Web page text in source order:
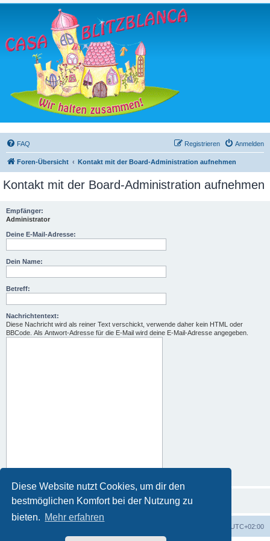
Diese Website nutzt Cookies, um dir den
bestmöglichen Komfort bei der Nutzung zu
bieten. Mehr erfahren
FAQ Anmelden
Registrieren
Foren-Übersicht Kontakt mit der Board-Administration aufnehmen
Kontakt mit der Board-Administration aufnehmen
Empfänger:
Administrator
Deine E-Mail-Adresse:
Dein Name:
Betreff:
Nachrichtentext:
Diese Nachricht wird als reiner Text verschickt, verwende daher kein HTML oder
BBCode. Als Antwort-Adresse für die E-Mail wird deine E-Mail-Adresse angegeben.
UTC+02:00